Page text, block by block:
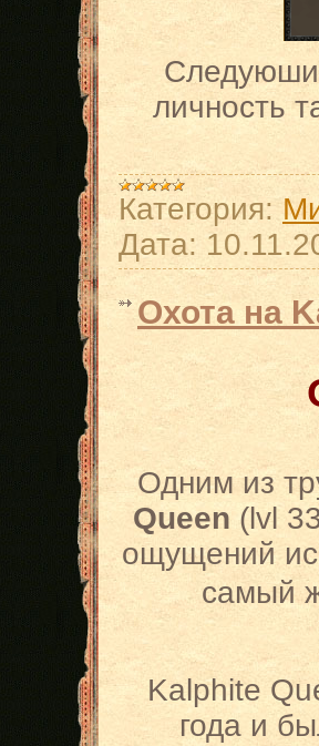
личность
Категория:
Дата:
Охота на
Одним из
Queen (lvl
ощущений
самый
Kalphite
года и